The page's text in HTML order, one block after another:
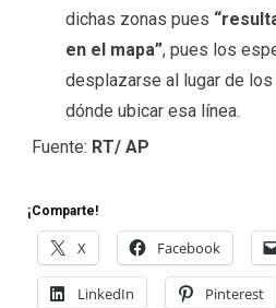
dichas zonas pues
en el mapa”, pues los
desplazarse al lugar de
dónde ubicar esa línea.
Fuente: RT/ AP
¡Comparte!
X Facebook
LinkedIn Pinterest